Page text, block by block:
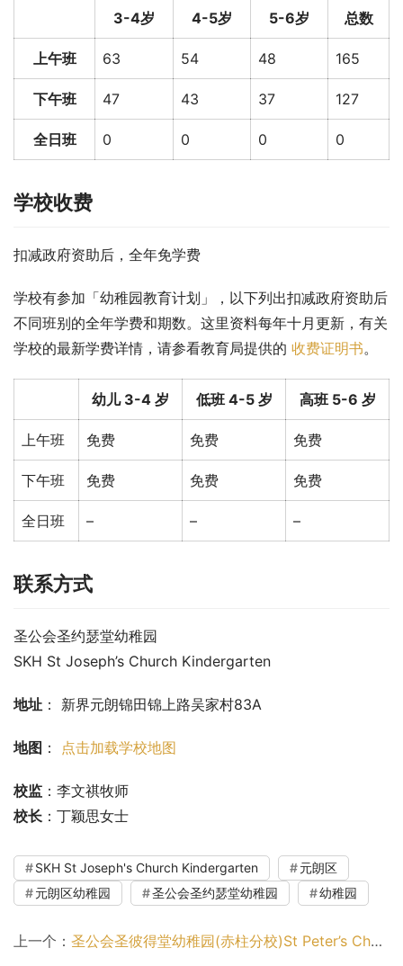
3-4岁 4-5岁 5-6岁 总数
上午班 63 54 48 165
下午班 47 43 37 127
全日班 0 0 0 0
学校收费
扣减政府资助后，全年免学费
学校有参加「幼稚园教育计划」，以下列出扣减政府资助后
不同班别的全年学费和期数。这里资料每年十月更新，有关
学校的最新学费详情，请参看教育局提供的 收费证明书。
幼儿 3-4 岁 低班 4-5 岁 高班 5-6 岁
上午班 免费 免费 免费
下午班 免费 免费 免费
全日班 – – –
联系方式
圣公会圣约瑟堂幼稚园
SKH St Joseph’s Church Kindergarten
地址 ： 新界元朗锦田锦上路吴家村83A
地图 ： 点击加载学校地图
校监 ：李文祺牧师
校长 ：丁颖思女士
SKH St Joseph's Church Kindergarten
元朗区
元朗区幼稚园
圣公会圣约瑟堂幼稚园 幼稚园
上一个： 圣公会圣彼得堂幼稚园(赤柱分校)St Peter’s Church Kindergarten (Stanley)（南区幼稚园）